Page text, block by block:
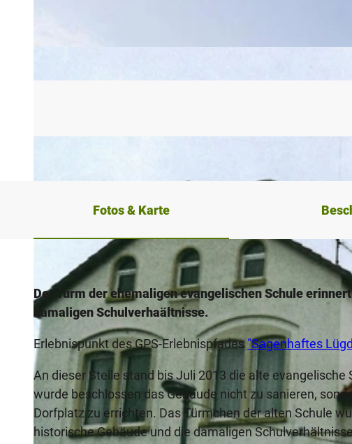
Fotos & Karte
Der Turm der ehemaligen evangelischen Schule
damaligen Schulverhaältnisse.
Erlebnispunkt des GPS-Erlebnispfades"Sagenhaftes
An dieser Stelle stand bis Juli 2013 die alte
wurde beschlossen das Gebäude nicht zu sanieren,
Dorfplatz zu errichten. Das Türmchen der alten Schule
historische Gebäude und die damaligen